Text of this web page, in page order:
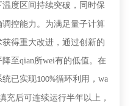
温度区间持续突破，同时保
控能力。为满足量子计算
得重大改进，通过创新的
至qian所wei有的低值。在
统已实现100%循环利用，wa
充后可连续运行半年以上，